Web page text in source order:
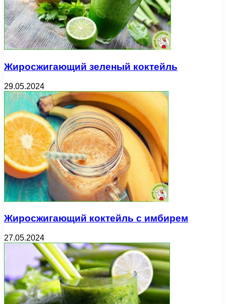
Жиросжигающий зеленый коктейль
29.05.2024
Жиросжигающий коктейль с имбирем
27.05.2024